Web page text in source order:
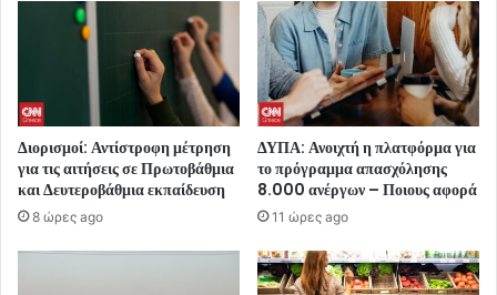
Διορισμοί: Αντίστροφη μέτρηση
για τις αιτήσεις σε Πρωτοβάθμια
και Δευτεροβάθμια εκπαίδευση
8 ώρες ago
ΔΥΠΑ: Ανοιχτή η πλατφόρμα για
το πρόγραμμα απασχόλησης
8.000 ανέργων – Ποιους αφορά
11 ώρες ago